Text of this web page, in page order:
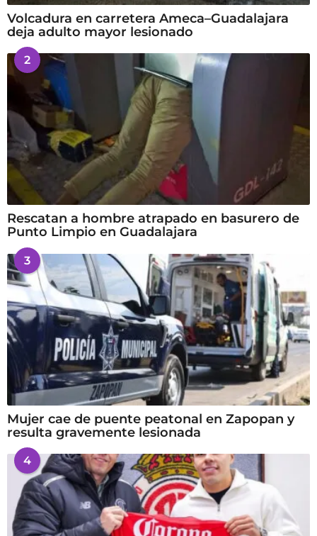
Volcadura en carretera Ameca–Guadalajara
deja adulto mayor lesionado
2
Rescatan a hombre atrapado en basurero de
Punto Limpio en Guadalajara
3
Mujer cae de puente peatonal en Zapopan y
resulta gravemente lesionada
4